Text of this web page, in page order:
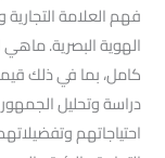
فهم العلامة
الهوية البصرية.
كامل، بما في ذلك
دراسة وتحليل
احتياجاتهم